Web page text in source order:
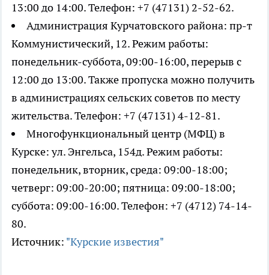
13:00 до 14:00. Телефон: +7 (47131) 2-52-62.
Администрация Курчатовского района: пр-т
Коммунистический, 12. Режим работы:
понедельник-суббота, 09:00-16:00, перерыв с
12:00 до 13:00. Также пропуска можно получить
в администрациях сельских советов по месту
жительства. Телефон: +7 (47131) 4-12-81.
Многофункциональный центр (МФЦ) в
Курске: ул. Энгельса, 154д. Режим работы:
понедельник, вторник, среда: 09:00-18:00;
четверг: 09:00-20:00; пятница: 09:00-18:00;
суббота: 09:00-16:00. Телефон: +7 (4712) 74-14-
80.
Источник: "Курские известия"